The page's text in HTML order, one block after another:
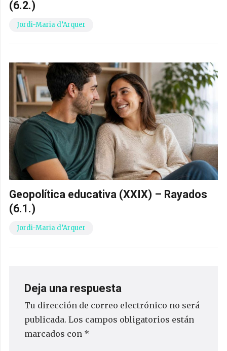
(6.2.)
Jordi-Maria d’Arquer
Geopolítica educativa (XXIX) – Rayados
(6.1.)
Jordi-Maria d’Arquer
Deja una respuesta
Tu dirección de correo electrónico no será
publicada. Los campos obligatorios están
marcados con *